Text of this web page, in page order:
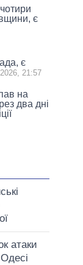
є
є
21:57
на
два дні
атаки